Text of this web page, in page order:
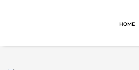
HOME